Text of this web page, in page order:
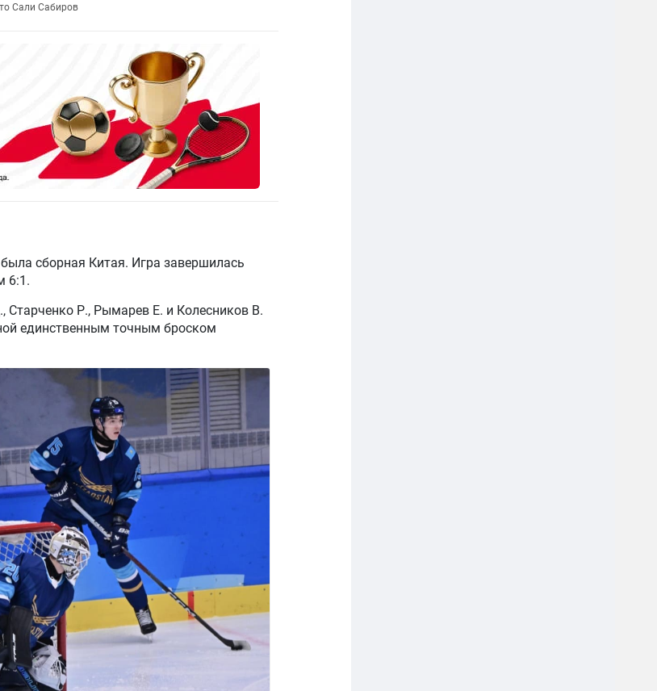
Сали Сабиров
сборная Китая. Игра завершилась
6:1.
Старченко Р., Рымарев Е. и Колесников В.
единственным точным броском